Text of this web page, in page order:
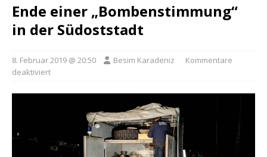
Ende einer „Bombenstimmung“
in der Südoststadt
8. Februar 2019 @ 20:50 Besim Karadeniz
Kommentare
deaktiviert